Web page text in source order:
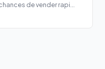
de vender rapi...